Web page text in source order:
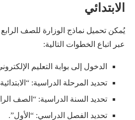
الابتدائي
يُمكن تحميل نماذج الوزارة للصف الرابع
عبر اتباع الخطوات التالية:
الدخول إلى بوابة التعليم
تحديد المرحلة الدراسية:
تحديد السنة الدراسية: “الصف
تحديد الفصل الدراسي: “الأول”.